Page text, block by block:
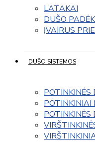
LATAKAI
DUŠO
ĮVAIRUS
DUŠO SISTEMOS
POTINKINĖS
POTINKINIAI
POTINKINĖS